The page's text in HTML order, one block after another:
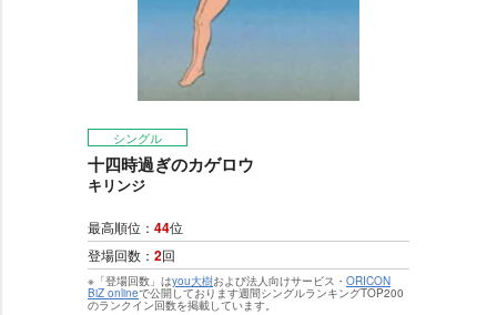
シングル
十四時過ぎのカゲロウ
キリンジ
最高順位： 44位
登場回数： 2回
※「登場回数」はyou大樹および法人向けサービス・ ORICON
BiZ onlineで公開しております週間シングルランキングTOP200
のランクイン回数を掲載しています。